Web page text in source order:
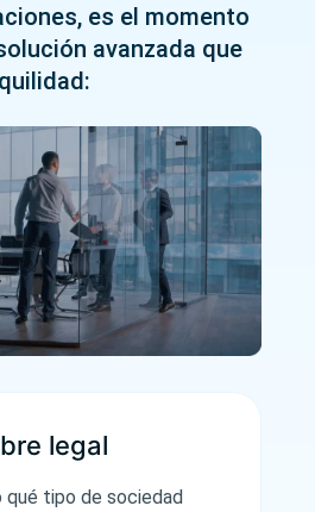
es el momento
avanzada que
legal
qué tipo de sociedad